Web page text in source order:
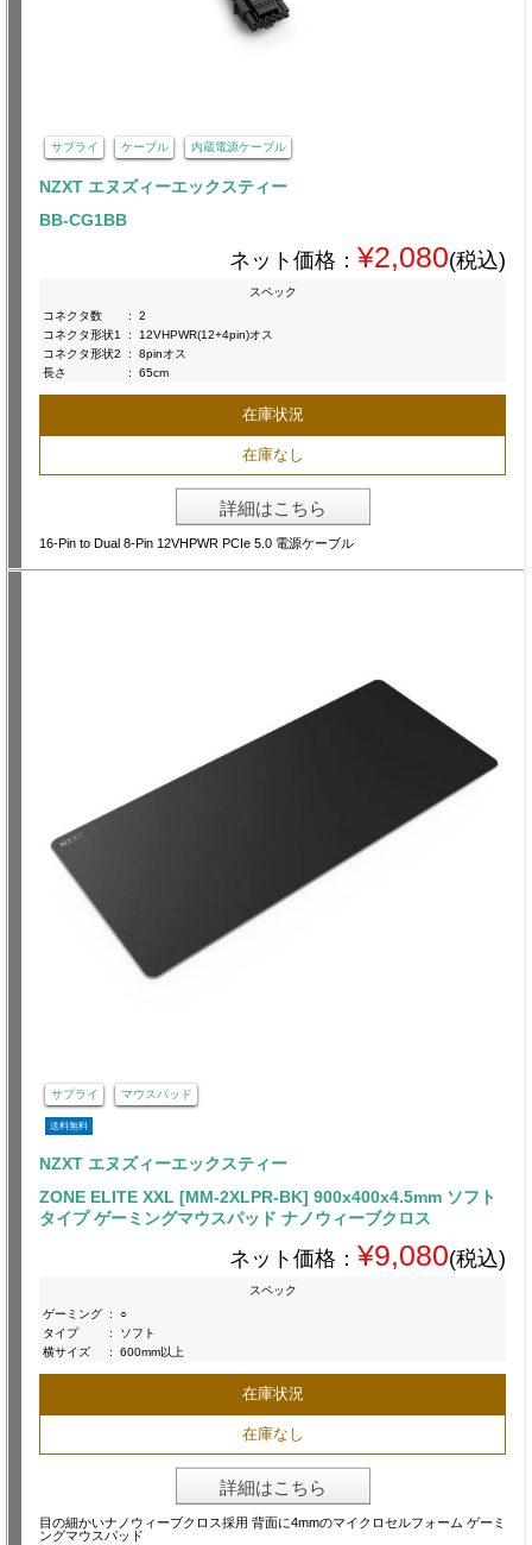
サプライ ケーブル 内蔵電源ケーブル
NZXT エヌズィーエックスティー
BB-CG1BB
ネット価格： ¥2,080(税込)
スペック
コネクタ数
:
2
コネクタ形状1
:
12VHPWR(12+4pin)オス
コネクタ形状2
:
8pinオス
長さ
: 65cm
在庫状況
在庫なし
詳細はこちら
16-Pin to Dual 8-Pin 12VHPWR PCIe 5.0 電源ケーブル
サプライ マウスパッド
送料無料
NZXT エヌズィーエックスティー
ZONE ELITE XXL [MM-2XLPR-BK] 900x400x4.5mm ソフト
タイプ ゲーミングマウスパッド ナノウィーブクロス
ネット価格： ¥9,080(税込)
スペック
ゲーミング :
○
タイプ
:
ソフト
横サイズ
: 600mm以上
在庫状況
在庫なし
詳細はこちら
目の細かいナノウィーブクロス採用 背面に4mmのマイクロセルフォーム ゲーミ
ングマウスパッド